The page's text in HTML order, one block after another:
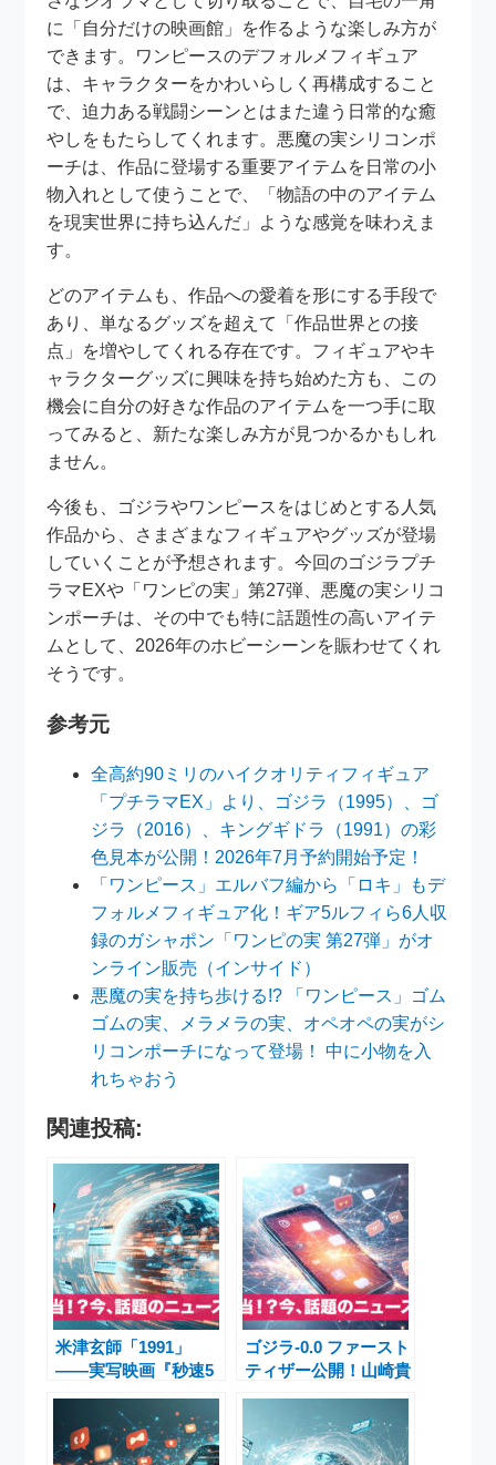
に「自分だけの映画館」を作るような楽しみ方が
できます。ワンピースのデフォルメフィギュア
は、キャラクターをかわいらしく再構成すること
で、迫力ある戦闘シーンとはまた違う日常的な癒
やしをもたらしてくれます。悪魔の実シリコンポ
ーチは、作品に登場する重要アイテムを日常の小
物入れとして使うことで、「物語の中のアイテム
を現実世界に持ち込んだ」ような感覚を味わえま
す。
どのアイテムも、作品への愛着を形にする手段で
あり、単なるグッズを超えて「作品世界との接
点」を増やしてくれる存在です。フィギュアやキ
ャラクターグッズに興味を持ち始めた方も、この
機会に自分の好きな作品のアイテムを一つ手に取
ってみると、新たな楽しみ方が見つかるかもしれ
ません。
今後も、ゴジラやワンピースをはじめとする人気
作品から、さまざまなフィギュアやグッズが登場
していくことが予想されます。今回のゴジラプチ
ラマEXや「ワンピの実」第27弾、悪魔の実シリコ
ンポーチは、その中でも特に話題性の高いアイテ
ムとして、2026年のホビーシーンを賑わせてくれ
そうです。
参考元
全高約90ミリのハイクオリティフィギュア
「プチラマEX」より、ゴジラ（1995）、ゴ
ジラ（2016）、キングギドラ（1991）の彩
色見本が公開！2026年7月予約開始予定！
「ワンピース」エルバフ編から「ロキ」もデ
フォルメフィギュア化！ギア5ルフィら6人収
録のガシャポン「ワンピの実 第27弾」がオ
ンライン販売（インサイド）
悪魔の実を持ち歩ける!? 「ワンピース」ゴム
ゴムの実、メラメラの実、オペオペの実がシ
リコンポーチになって登場！ 中に小物を入
れちゃおう
関連投稿:
米津玄師「1991」
——実写映画『秒速5
歌が生む、新たなる信
頼と共鳴
ゴジラ-0.0 ファースト
ティザー公開！山崎貴
CinemaCon2026で世
界初披露